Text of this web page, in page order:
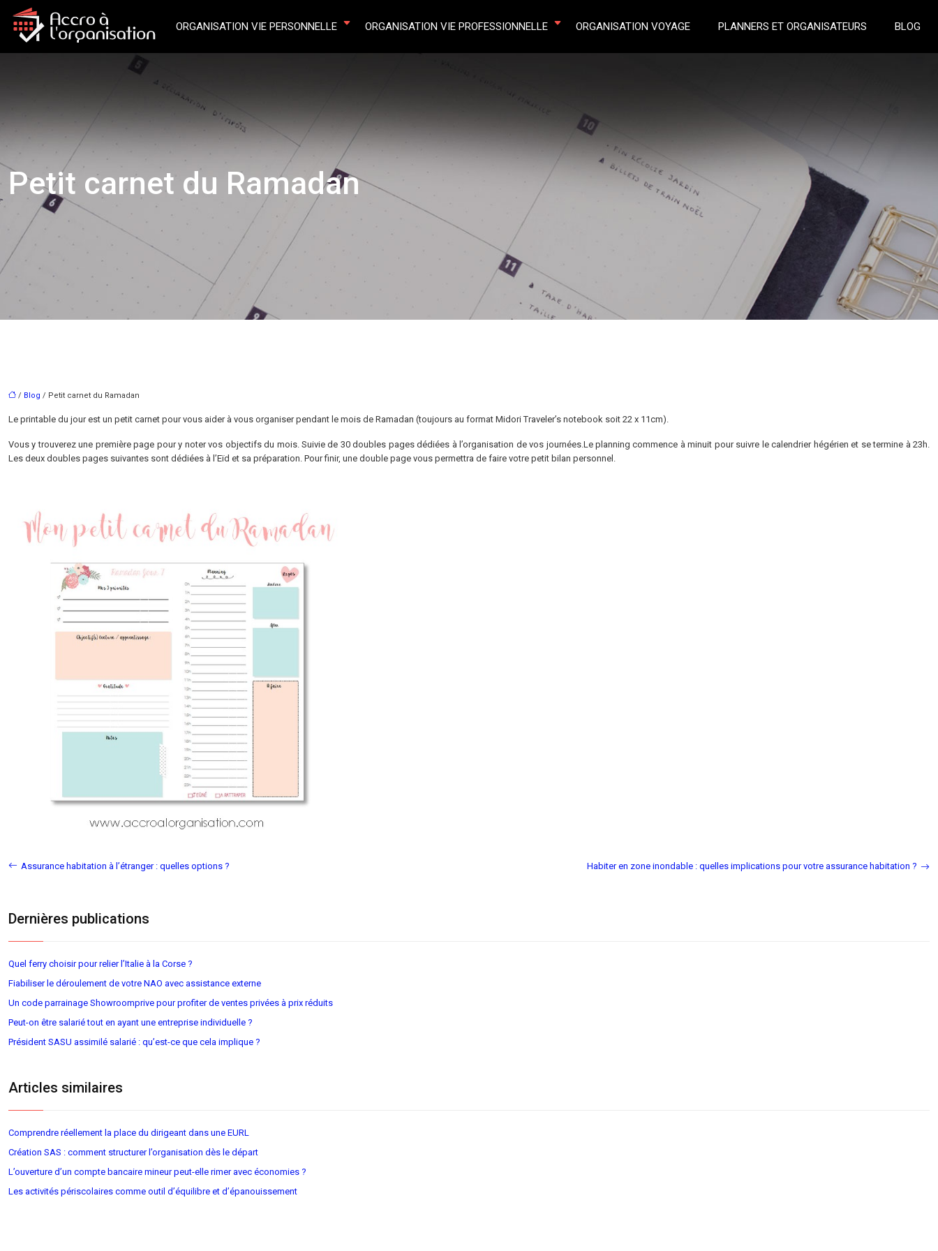
ORGANISATION VIE PERSONNELLE ORGANISATION VIE PROFESSIONNELLE ORGANISATION VOYAGE PLANNERS ET ORGANISATEURS BLOG
Petit carnet du Ramadan
/ Blog / Petit carnet du Ramadan
Le printable du jour est un petit carnet pour vous aider à vous organiser pendant le mois de Ramadan (toujours au format Midori Traveler’s notebook soit 22 x 11cm).
Vous y trouverez une première page pour y noter vos objectifs du mois. Suivie de 30 doubles pages dédiées à l’organisation de vos journées.Le planning commence à minuit pour suivre le calendrier hégérien et se termine à 23h.
Les deux doubles pages suivantes sont dédiées à l’Eïd et sa préparation. Pour finir, une double page vous permettra de faire votre petit bilan personnel.
Assurance habitation à l’étranger : quelles options ? Habiter en zone inondable : quelles implications pour votre assurance habitation ?
Dernières publications
Quel ferry choisir pour relier l’Italie à la Corse ?
Fiabiliser le déroulement de votre NAO avec assistance externe
Un code parrainage Showroomprive pour profiter de ventes privées à prix réduits
Peut-on être salarié tout en ayant une entreprise individuelle ?
Président SASU assimilé salarié : qu’est-ce que cela implique ?
Articles similaires
Comprendre réellement la place du dirigeant dans une EURL
Création SAS : comment structurer l’organisation dès le départ
L’ouverture d’un compte bancaire mineur peut-elle rimer avec économies ?
Les activités périscolaires comme outil d’équilibre et d’épanouissement